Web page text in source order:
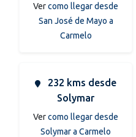
Vercomo llegar desde
San José de Mayo a
Carmelo
232 kms desde
Solymar
Vercomo llegar desde
Solymar a Carmelo